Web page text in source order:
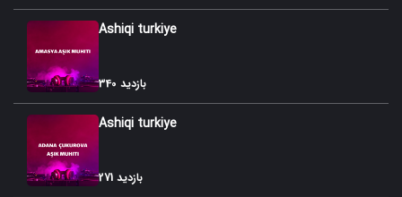
Ashiqi turkiye
340 بازدید
Ashiqi turkiye
271 بازدید